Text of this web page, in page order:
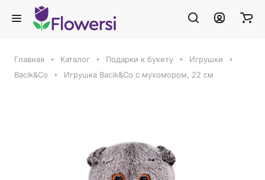
Главная Каталог Подарки к букету
Игрушки
Bacik&Co
Игрушка Bacik&Co с мухомором, 22 см